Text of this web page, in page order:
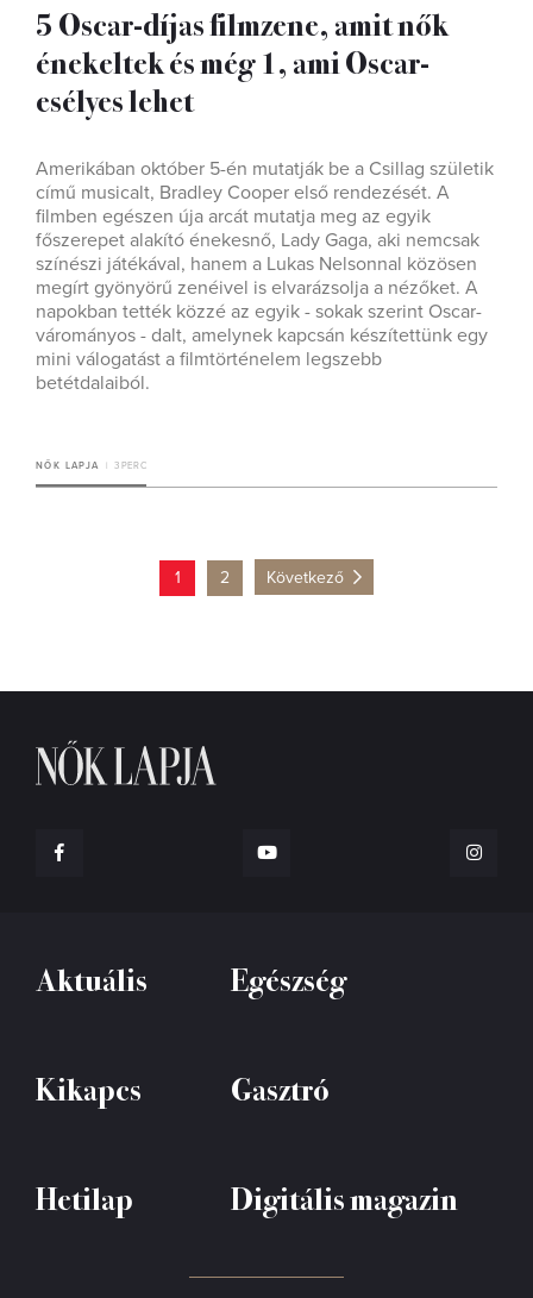
5 Oscar-díjas filmzene, amit nők
énekeltek és még 1, ami Oscar-
esélyes lehet
Amerikában október 5-én mutatják be a Csillag születik
című musicalt, Bradley Cooper első rendezését. A
filmben egészen úja arcát mutatja meg az egyik
főszerepet alakító énekesnő, Lady Gaga, aki nemcsak
színészi játékával, hanem a Lukas Nelsonnal közösen
megírt gyönyörű zenéivel is elvarázsolja a nézőket. A
napokban tették közzé az egyik - sokak szerint Oscar-
várományos - dalt, amelynek kapcsán készítettünk egy
mini válogatást a filmtörténelem legszebb
betétdalaiból.
NŐK LAPJA 3 PERC
1 2 Következő
Aktuális Egészség
Kikapcs Gasztró
Hetilap Digitális magazin